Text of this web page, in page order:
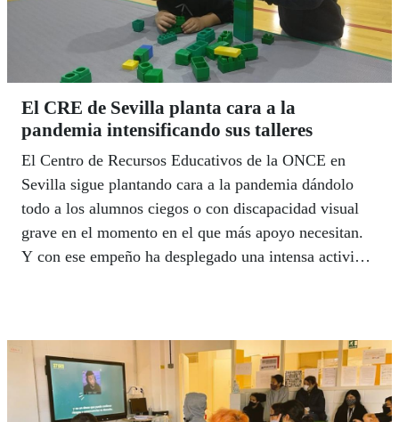
El CRE de Sevilla planta cara a la
pandemia intensificando sus talleres
El Centro de Recursos Educativos de la ONCE en
Sevilla sigue plantando cara a la pandemia dándolo
todo a los alumnos ciegos o con discapacidad visual
grave en el momento en el que más apoyo necesitan.
Y con ese empeño ha desplegado una intensa actividad
exigen los protocolos COVID19. La oferta incluye
actividades de animación a la lectura, destrezas
manipulativas, autonomía, música, idiomas, ajedrez y